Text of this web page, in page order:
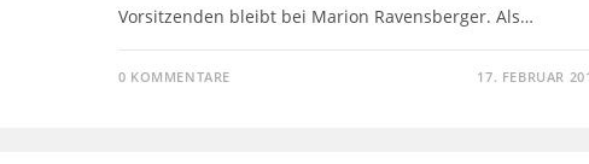
Vorsitzenden bleibt bei Marion Ravensberger. Als…
0 KOMMENTARE 17. FEBRUAR